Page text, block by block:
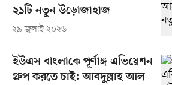
২১টি নতুন উড়োজাহাজ
২৯ জুলাই ২০২৬
ইউএস বাংলাকে পূর্ণাঙ্গ এভিয়েশন
গ্রুপ করতে চাই: আবদুল্লাহ আল